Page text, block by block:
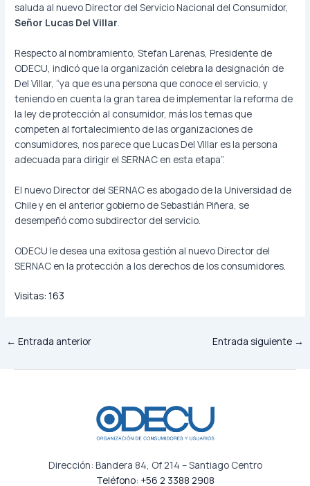
saluda al nuevo Director del Servicio Nacional del Consumidor,
Señor Lucas Del Villar.
Respecto al nombramiento, Stefan Larenas, Presidente de
ODECU, indicó que la organización celebra la designación de
Del Villar, “ya que es una persona que conoce el servicio, y
teniendo en cuenta la gran tarea de implementar la reforma de
la ley de protección al consumidor, más los temas que
competen al fortalecimiento de las organizaciones de
consumidores, nos parece que Lucas Del Villar es la persona
adecuada para dirigir el SERNAC en esta etapa”.
El nuevo Director del SERNAC es abogado de la Universidad de
Chile y en el anterior gobierno de Sebastián Piñera, se
desempeñó como subdirector del servicio.
ODECU le desea una exitosa gestión al nuevo Director del
SERNAC en la protección a los derechos de los consumidores.
Visitas: 163
← Entrada anterior Entrada siguiente →
Dirección: Bandera 84, Of 214 – Santiago Centro
Teléfono: +56 2 3388 2908